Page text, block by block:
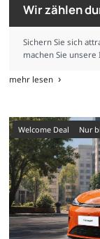
Wir zählen
Sichern Sie sich
machen Sie
mehr lesen
Welcome Deal nur